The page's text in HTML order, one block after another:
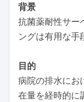
背景
抗菌薬耐性サー
ングは有用な手
目的
病院の排水にお
在量を経時的に